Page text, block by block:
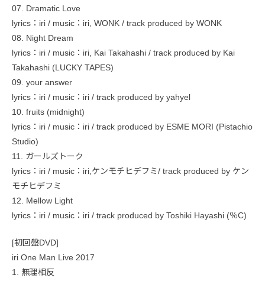
07. Dramatic Love
lyrics：iri / music：iri, WONK / track produced by WONK
08. Night Dream
lyrics：iri / music：iri, Kai Takahashi / track produced by Kai
Takahashi (LUCKY TAPES)
09. your answer
lyrics：iri / music：iri / track produced by yahyel
10. fruits (midnight)
lyrics：iri / music：iri / track produced by ESME MORI (Pistachio
Studio)
11. ガールズトーク
lyrics：iri / music：iri,ケンモチヒデフミ/ track produced by ケン
モチヒデフミ
12. Mellow Light
lyrics：iri / music：iri / track produced by Toshiki Hayashi (％C)
[初回盤DVD]
iri One Man Live 2017
1. 無理相反